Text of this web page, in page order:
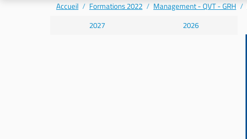
Accueil Formations 2022 Management - QVT - GRH
2027
2026